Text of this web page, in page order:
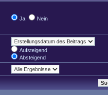
Ja Nein
Aufsteigend
Absteigend